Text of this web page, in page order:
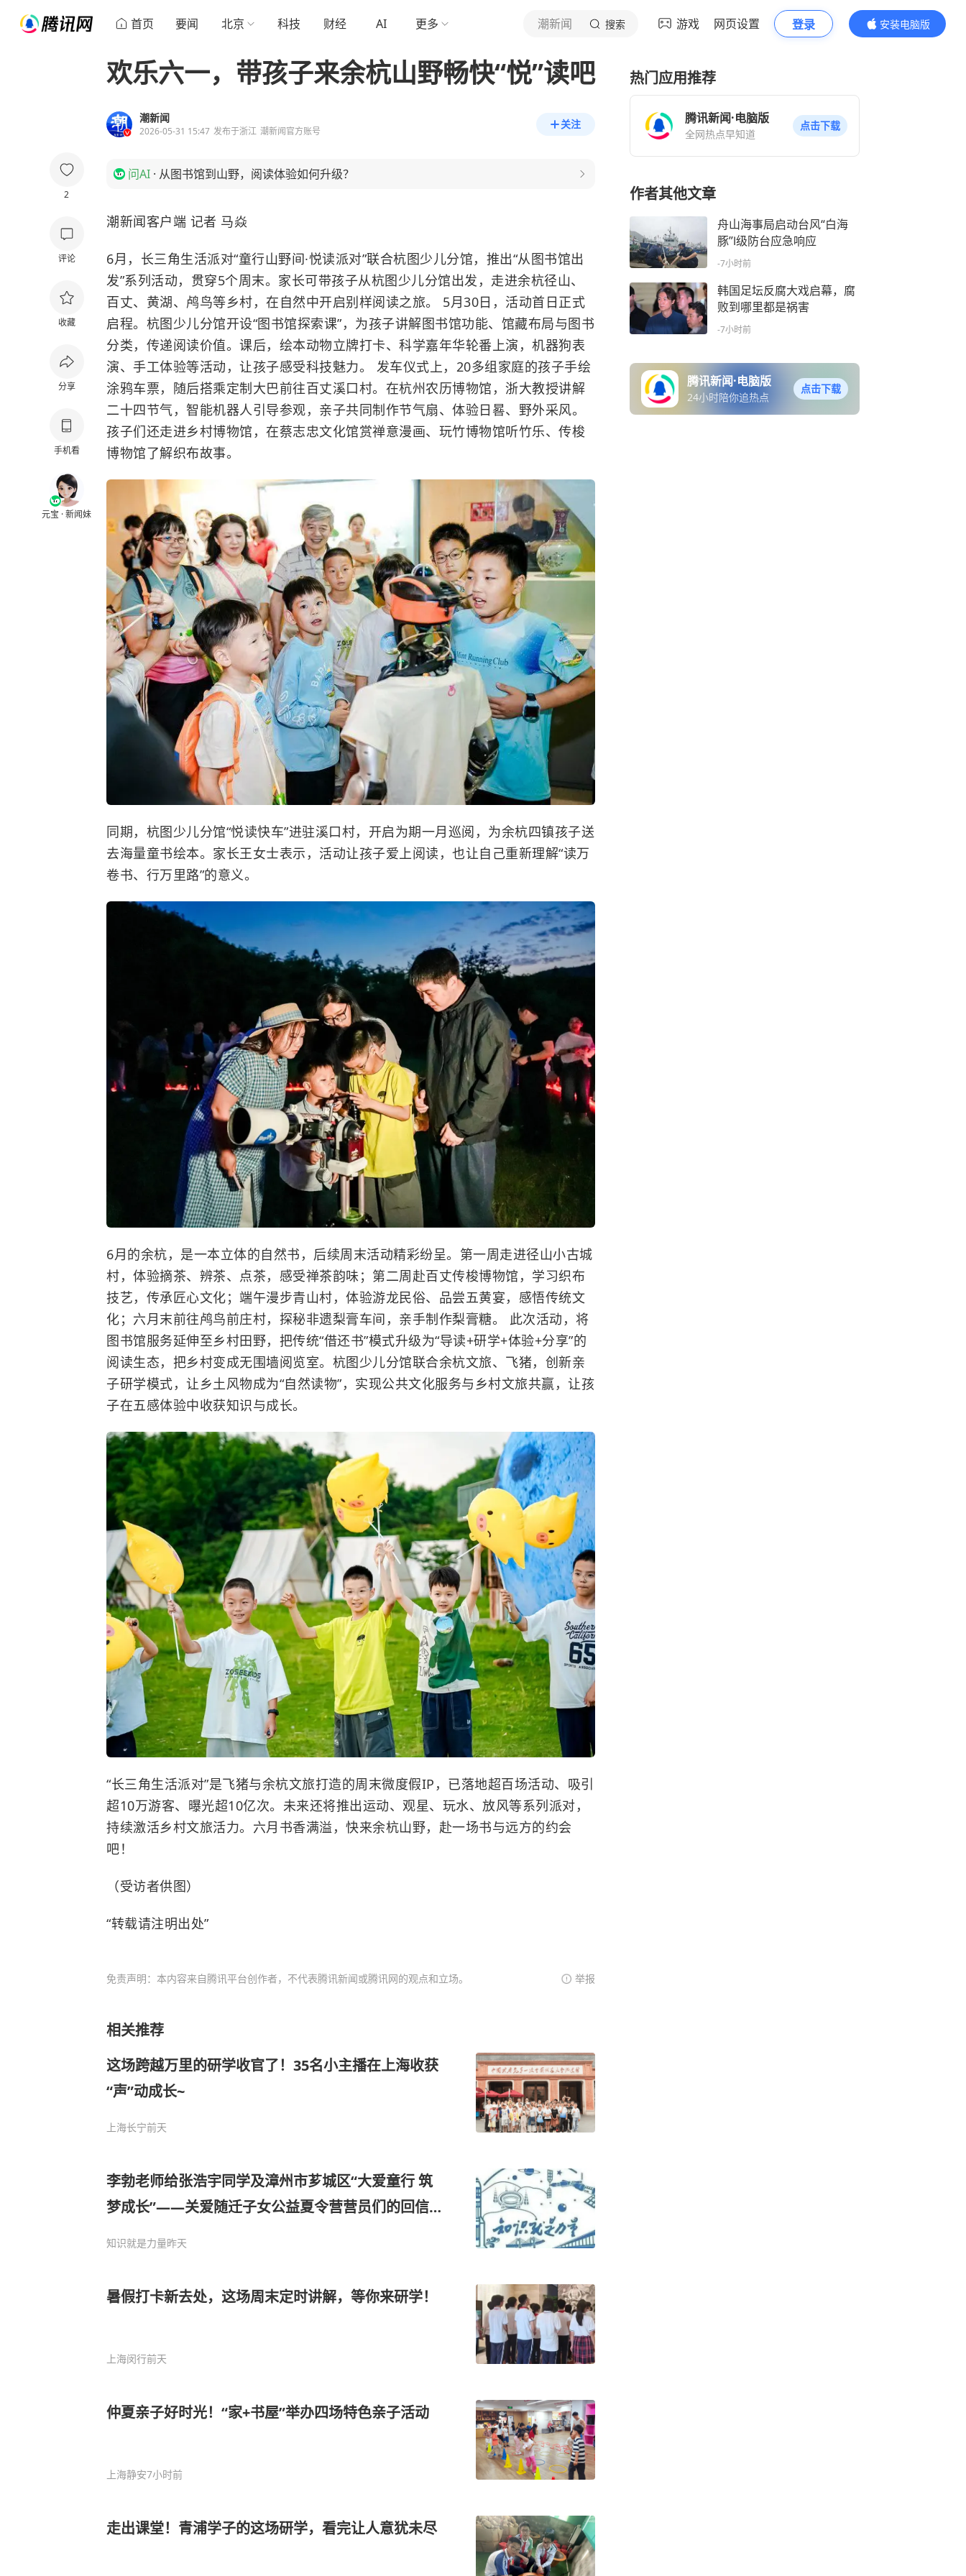
首页 要闻 北京 科技 财经 AI 更多 潮新闻 搜索 游戏 网页设置 登录
安装电脑版
内容更精彩
2
评论
收藏
分享
手机看
元宝 · 新闻妹
欢乐六一，带孩子来余杭山野畅快“悦”读吧
潮新闻
2026-05-31 15:47 发布于浙江 潮新闻官方账号
关注
问AI · 从图书馆到山野，阅读体验如何升级？
潮新闻客户端 记者 马焱
6月，长三角生活派对“童行山野间·悦读派对”联合杭图少儿分馆，推出“从图书馆出
发”系列活动，贯穿5个周末。家长可带孩子从杭图少儿分馆出发，走进余杭径山、
百丈、黄湖、鸬鸟等乡村，在自然中开启别样阅读之旅。 5月30日，活动首日正式
启程。杭图少儿分馆开设“图书馆探索课”，为孩子讲解图书馆功能、馆藏布局与图书
分类，传递阅读价值。课后，绘本动物立牌打卡、科学嘉年华轮番上演，机器狗表
演、手工体验等活动，让孩子感受科技魅力。 发车仪式上，20多组家庭的孩子手绘
涂鸦车票，随后搭乘定制大巴前往百丈溪口村。在杭州农历博物馆，浙大教授讲解
二十四节气，智能机器人引导参观，亲子共同制作节气扇、体验日晷、野外采风。
孩子们还走进乡村博物馆，在蔡志忠文化馆赏禅意漫画、玩竹博物馆听竹乐、传梭
博物馆了解织布故事。
同期，杭图少儿分馆“悦读快车”进驻溪口村，开启为期一月巡阅，为余杭四镇孩子送
去海量童书绘本。家长王女士表示，活动让孩子爱上阅读，也让自己重新理解“读万
卷书、行万里路”的意义。
6月的余杭，是一本立体的自然书，后续周末活动精彩纷呈。第一周走进径山小古城
村，体验摘茶、辨茶、点茶，感受禅茶韵味；第二周赴百丈传梭博物馆，学习织布
技艺，传承匠心文化；端午漫步青山村，体验游龙民俗、品尝五黄宴，感悟传统文
化；六月末前往鸬鸟前庄村，探秘非遗梨膏车间，亲手制作梨膏糖。 此次活动，将
图书馆服务延伸至乡村田野，把传统“借还书”模式升级为“导读+研学+体验+分享”的
阅读生态，把乡村变成无围墙阅览室。杭图少儿分馆联合余杭文旅、飞猪，创新亲
子研学模式，让乡土风物成为“自然读物”，实现公共文化服务与乡村文旅共赢，让孩
子在五感体验中收获知识与成长。
“长三角生活派对”是飞猪与余杭文旅打造的周末微度假IP，已落地超百场活动、吸引
超10万游客、曝光超10亿次。未来还将推出运动、观星、玩水、放风等系列派对，
持续激活乡村文旅活力。六月书香满溢，快来余杭山野，赴一场书与远方的约会
吧！
（受访者供图）
“转载请注明出处”
免责声明：本内容来自腾讯平台创作者，不代表腾讯新闻或腾讯网的观点和立场。 举报
相关推荐
这场跨越万里的研学收官了！35名小主播在上海收获
“声”动成长~
上海长宁前天
李勃老师给张浩宇同学及漳州市芗城区“大爱童行 筑
梦成长”——关爱随迁子女公益夏令营营员们的回信｜
知识就是力量昨天
暑假打卡新去处，这场周末定时讲解，等你来研学！
上海闵行前天
仲夏亲子好时光！“家+书屋”举办四场特色亲子活动
上海静安7小时前
走出课堂！青浦学子的这场研学，看完让人意犹未尽
热门应用推荐
腾讯新闻·电脑版
全网热点早知道
点击下载
作者其他文章
舟山海事局启动台风“白海
豚”Ⅰ级防台应急响应
-7小时前
韩国足坛反腐大戏启幕，腐
败到哪里都是祸害
-7小时前
腾讯新闻·电脑版
24小时陪你追热点
点击下载